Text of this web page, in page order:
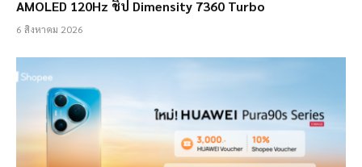
AMOLED 120Hz ชิป Dimensity 7360 Turbo
6 สิงหาคม 2026